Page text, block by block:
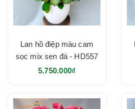
Lan hồ điệp màu cam
sọc mix sen đá - HD557
5.750.000₫